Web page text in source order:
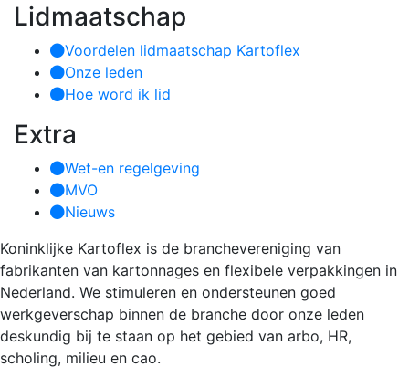
Lidmaatschap
Voordelen lidmaatschap Kartoflex
Onze leden
Hoe word ik lid
Extra
Wet-en regelgeving
MVO
Nieuws
Koninklijke Kartoflex is de branchevereniging van
fabrikanten van kartonnages en flexibele verpakkingen in
Nederland. We stimuleren en ondersteunen goed
werkgeverschap binnen de branche door onze leden
deskundig bij te staan op het gebied van arbo, HR,
scholing, milieu en cao.